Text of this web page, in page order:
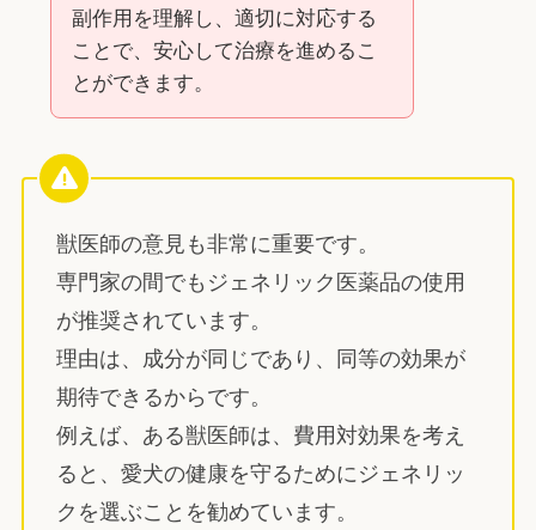
副作用を理解し、適切に対応する
ことで、安心して治療を進めるこ
とができます。
獣医師の意見も非常に重要です。
専門家の間でもジェネリック医薬品の使用
が推奨されています。
理由は、成分が同じであり、同等の効果が
期待できるからです。
例えば、ある獣医師は、費用対効果を考え
ると、愛犬の健康を守るためにジェネリッ
クを選ぶことを勧めています。